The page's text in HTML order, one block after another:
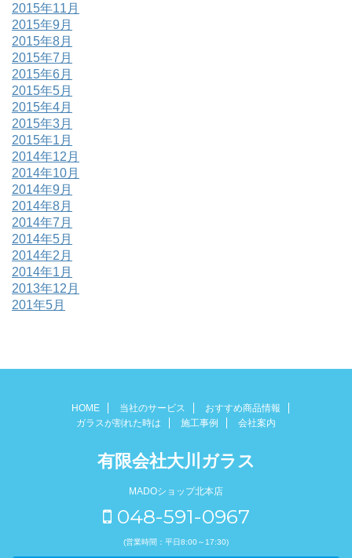
2015年11月
2015年9月
2015年8月
2015年7月
2015年6月
2015年5月
2015年4月
2015年3月
2015年1月
2014年12月
2014年10月
2014年9月
2014年8月
2014年7月
2014年5月
2014年2月
2014年1月
2013年12月
201年5月
HOME 当社のサービス
おすすめ商品情報
ガラスが割れた時は
施工事例 会社案内
有限会社大川ガラス
MADOショップ北本店
048-591-0967
(営業時間：平日8:00～17:30)